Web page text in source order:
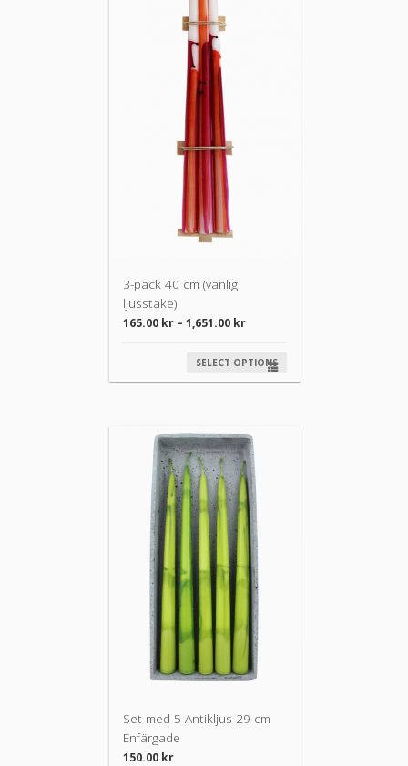
3-pack 40 cm (vanlig
ljusstake)
165.00 kr – 1,651.00 kr
SELECT OPTIONS
Set med 5 Antikljus 29 cm
Enfärgade
150.00 kr